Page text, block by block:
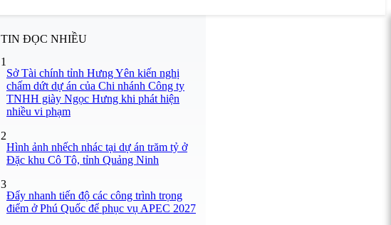
TIN ĐỌC NHIỀU
1
Sở Tài chính tỉnh Hưng Yên kiến nghị
chấm dứt dự án của Chi nhánh Công ty
TNHH giày Ngọc Hưng khi phát hiện
nhiều vi phạm
2
Hình ảnh nhếch nhác tại dự án trăm tỷ ở
Đặc khu Cô Tô, tỉnh Quảng Ninh
3
Đẩy nhanh tiến độ các công trình trọng
điểm ở Phú Quốc để phục vụ APEC 2027